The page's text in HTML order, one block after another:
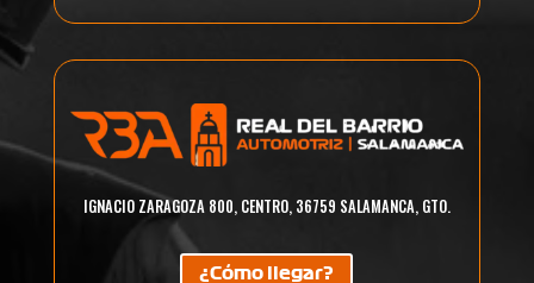
IGNACIO ZARAGOZA 800, CENTRO, 36759 SALAMANCA, GTO.
¿Cómo llegar?